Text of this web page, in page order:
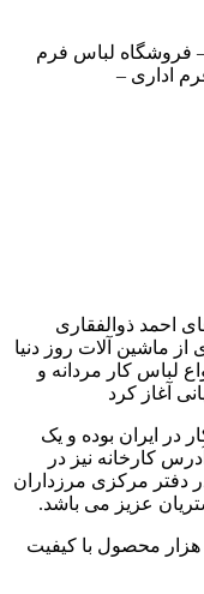
فروشگاه لباس فرم
اداری –
در سال 1382 توسط آقای احمد ذوالفقاری
ماشین آلات روز دنیا
لباس کار مردانه و
آغاز کرد
در ایران بوده و یک
کارخانه نیز در
و در دفتر مرکزی مرزداران
هزار محصول با کیفیت